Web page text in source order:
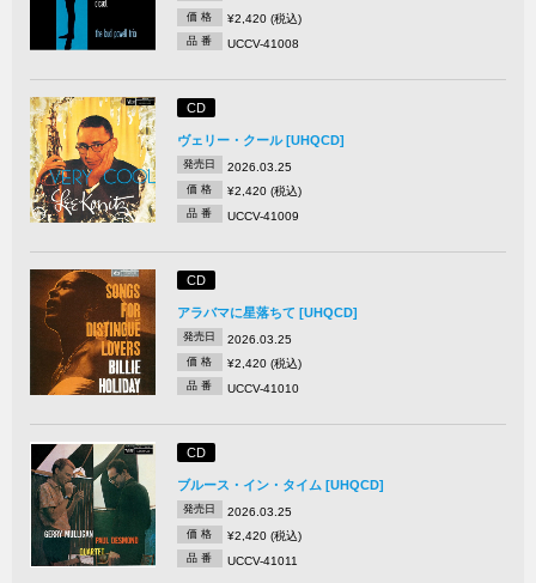
価 格 ¥2,420 (税込)
品 番 UCCV-41008
CD
ヴェリー・クール [UHQCD]
発売日 2026.03.25
価 格 ¥2,420 (税込)
品 番 UCCV-41009
CD
アラバマに星落ちて [UHQCD]
発売日 2026.03.25
価 格 ¥2,420 (税込)
品 番 UCCV-41010
CD
ブルース・イン・タイム [UHQCD]
発売日 2026.03.25
価 格 ¥2,420 (税込)
品 番 UCCV-41011